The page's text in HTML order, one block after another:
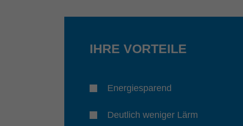
IHRE VORTEILE
Energiesparend
Deutlich weniger Lärm